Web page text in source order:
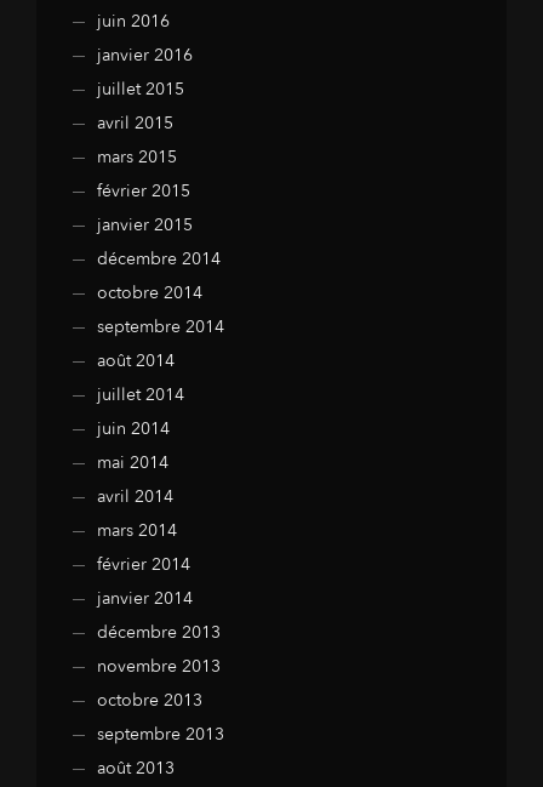
juin 2016
janvier 2016
juillet 2015
avril 2015
mars 2015
février 2015
janvier 2015
décembre 2014
octobre 2014
septembre 2014
août 2014
juillet 2014
juin 2014
mai 2014
avril 2014
mars 2014
février 2014
janvier 2014
décembre 2013
novembre 2013
octobre 2013
septembre 2013
août 2013